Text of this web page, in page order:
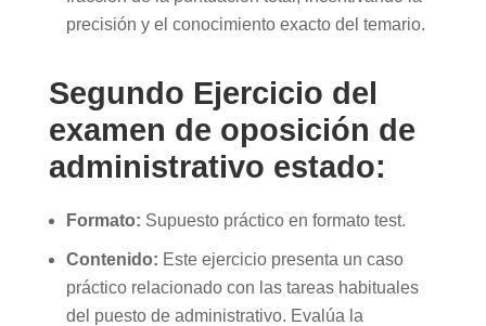
precisión y el conocimiento exacto del temario.
Segundo Ejercicio del
examen de oposición de
administrativo estado:
Formato: Supuesto práctico en formato test.
Contenido: Este ejercicio presenta un caso
práctico relacionado con las tareas habituales
del puesto de administrativo. Evalúa la